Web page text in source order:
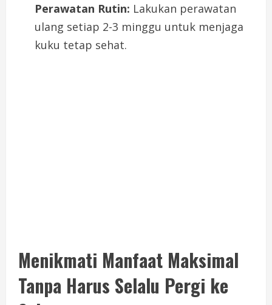
Perawatan Rutin: Lakukan perawatan
ulang setiap 2-3 minggu untuk menjaga
kuku tetap sehat.
Menikmati Manfaat Maksimal
Tanpa Harus Selalu Pergi ke